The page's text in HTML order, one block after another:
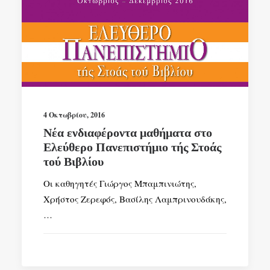
4 Οκτωβρίου, 2016
Νέα ενδιαφέροντα μαθήματα στο
Ελεύθερο Πανεπιστήμιο τής Στοάς
τού Βιβλίου
Οι καθηγητές Γιώργος Μπαμπινιώτης,
Χρήστος Ζερεφός, Βασίλης Λαμπρινουδάκης,
…